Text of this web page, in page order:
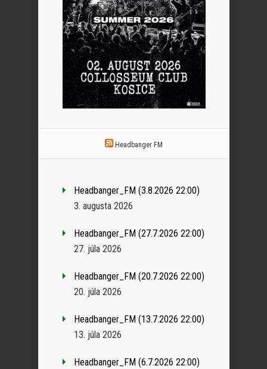
Headbanger FM
Headbanger_FM (3.8.2026 22:00)
3. augusta 2026
Headbanger_FM (27.7.2026 22:00)
27. júla 2026
Headbanger_FM (20.7.2026 22:00)
20. júla 2026
Headbanger_FM (13.7.2026 22:00)
13. júla 2026
Headbanger_FM (6.7.2026 22:00)